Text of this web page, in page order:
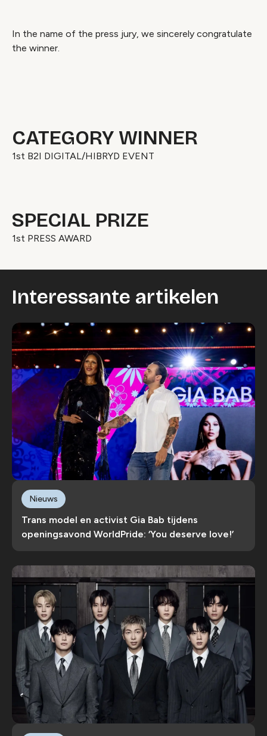
In the name of the press jury, we sincerely congratulate
the winner.
Wijzig cookie instellingen
CATEGORY WINNER
1st B2I DIGITAL/HIBRYD EVENT
SPECIAL PRIZE
1st PRESS AWARD
Interessante artikelen
Trans model en activist Gia Bab tijdens
openingsavond WorldPride: ‘You deserve love!’
Nieuws